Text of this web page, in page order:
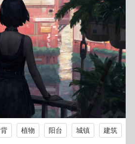
植物 阳台 城镇 建筑